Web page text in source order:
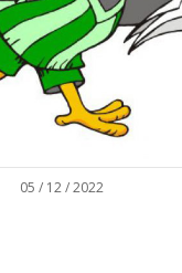
05 / 12 / 2022